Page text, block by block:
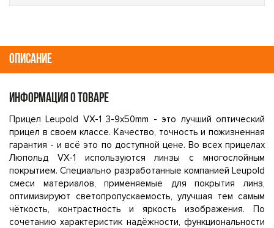
ОПИСАНИЕ
ИНФОРМАЦИЯ О ТОВАРЕ
Прицел Leupold VX-1 3-9x50mm - это лучший оптический
прицел в своем классе. Качество, точность и пожизненная
гарантия - и всё это по доступной цене. Во всех прицелах
Люпольд VX-1 используются линзы с многослойным
покрытием. Специально разработанные компанией Leupold
смеси материалов, применяемые для покрытия линз,
оптимизируют светопропускаемость, улучшая тем самым
чёткость, контрастность и яркость изображения. По
сочетанию характеристик надёжности, функциональности